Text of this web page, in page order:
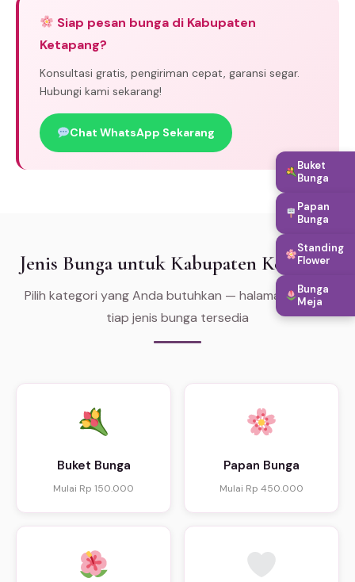
Siap pesan bunga di Kabupaten
Ketapang?
Konsultasi gratis, pengiriman cepat, garansi segar.
Hubungi kami sekarang!
Chat WhatsApp Sekarang
Jenis Bunga untuk Kabupaten Ketapang
Pilih kategori yang Anda butuhkan — halaman khusus
tiap jenis bunga tersedia
Buket Bunga
Mulai Rp 150.000
Papan Bunga
Mulai Rp 450.000
Buket
Bunga
Papan
Bunga
Standing
Flower
Bunga
Meja